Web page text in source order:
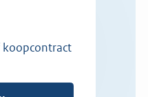
koopcontract